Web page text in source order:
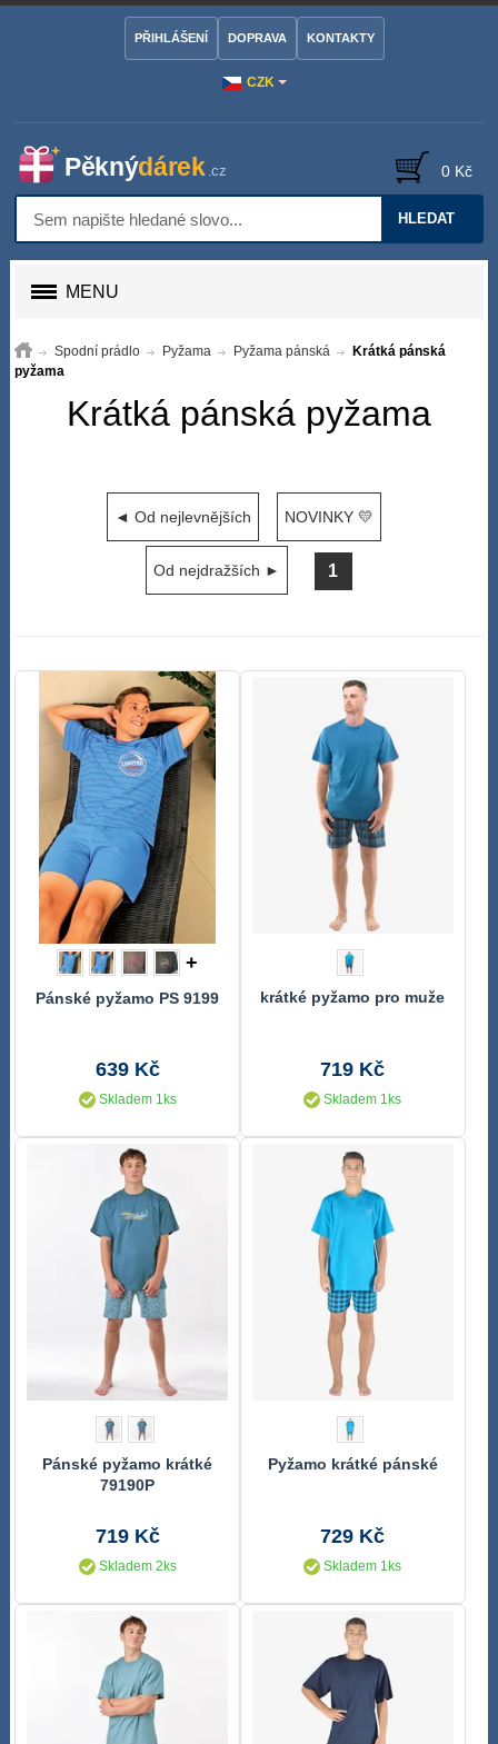
CZK
PŘIHLÁŠENÍ DOPRAVA KONTAKTY
HLEDAT
0 Kč
MENU
Spodní prádlo Pyžama Pyžama pánská
Krátká pánská
pyžama
Krátká pánská pyžama
◄ Od nejlevnějších NOVINKY 💛
Od nejdražších ► 1
+
Pánské pyžamo PS 9199
639 Kč
Skladem 1ks
krátké pyžamo pro muže
719 Kč
Skladem 1ks
Pánské pyžamo krátké
79190P
719 Kč
Skladem 2ks
Pyžamo krátké pánské
729 Kč
Skladem 1ks